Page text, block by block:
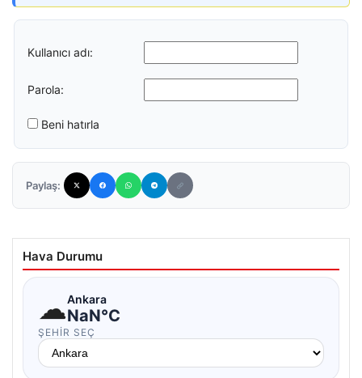
Kullanıcı adı:
Parola:
Beni hatırla
Paylaş:
Hava Durumu
☁Ankara
NaN°C
ŞEHIR SEÇ